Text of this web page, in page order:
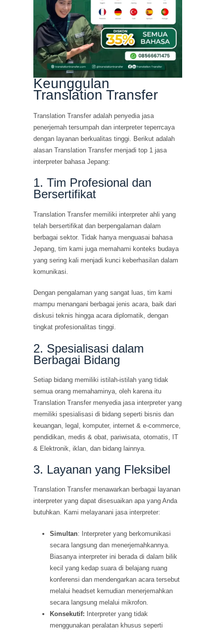
Keunggulan
Translation Transfer
Translation Transfer adalah penyedia jasa
penerjemah tersumpah dan interpreter teperrcaya
dengan layanan berkualitas tinggi. Berikut adalah
alasan Translation Transfer menjadi top 1 jasa
interpreter bahasa Jepang:
1. Tim Profesional dan
Bersertifikat
Translation Transfer memiliki interpreter ahli yang
telah bersertifikat dan berpengalaman dalam
berbagai sektor. Tidak hanya menguasai bahasa
Jepang, tim kami juga memahami konteks budaya
yang sering kali menjadi kunci keberhasilan dalam
komunikasi.
Dengan pengalaman yang sangat luas, tim kami
mampu menangani berbagai jenis acara, baik dari
diskusi teknis hingga acara diplomatik, dengan
tingkat profesionalitas tinggi.
2. Spesialisasi dalam
Berbagai Bidang
Setiap bidang memiliki istilah-istilah yang tidak
semua orang memahaminya, oleh karena itu
Translation Transfer menyedia jasa interpreter yang
memiliki spesialisasi di bidang seperti bisnis dan
keuangan, legal, komputer, internet & e-commerce,
pendidikan, medis & obat, pariwisata, otomatis, IT
& Elektronik, iklan, dan bidang lainnya.
3. Layanan yang Fleksibel
Translation Transfer menawarkan berbagai layanan
interpreter yang dapat disesuaikan apa yang Anda
butuhkan. Kami melayanani jasa interpreter:
Simultan: Interpreter yang berkomunikasi
secara langsung dan menerjemahkannya.
Biasanya interpreter ini berada di dalam bilik
kecil yang kedap suara di belajang ruang
konferensi dan mendengarkan acara tersebut
melalui headset kemudian menerjemahkan
secara langsung melalui mikrofon.
Konsekutif:
Interpreter yang tidak
menggunakan peralatan khusus seperti